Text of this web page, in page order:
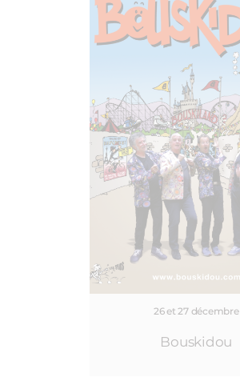
26 et 27 décembre
Bouskidou